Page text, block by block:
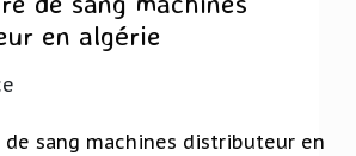
en algérie
sang machines distributeur en